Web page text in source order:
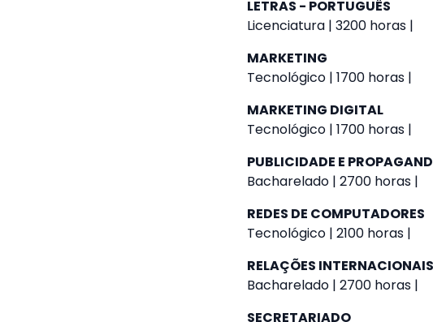
LETRAS - PORTUGUÊS
Licenciatura | 3200 horas |
MARKETING
Tecnológico | 1700 horas |
MARKETING DIGITAL
Tecnológico | 1700 horas |
PUBLICIDADE E
Bacharelado | 2700 horas |
REDES DE COMPUTADORES
Tecnológico | 2100 horas |
RELAÇÕES INTERNACIONAIS
Bacharelado | 2700 horas |
SECRETARIADO